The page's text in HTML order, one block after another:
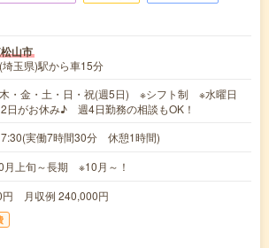
山市
玉県)駅から車15分
・金・土・日・祝(週5日) ※シフト制 ※水曜日
日がお休み♪ 週4日勤務の相談もOK！
実働7時間30分 休憩1時間)
月上旬～長期 ※10月～！
円 月収例 240,000円